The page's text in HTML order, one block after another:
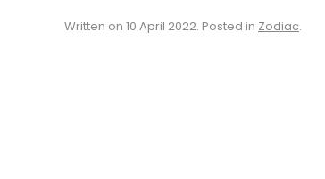
Written on 10 April 2022. Posted in Zodiac.